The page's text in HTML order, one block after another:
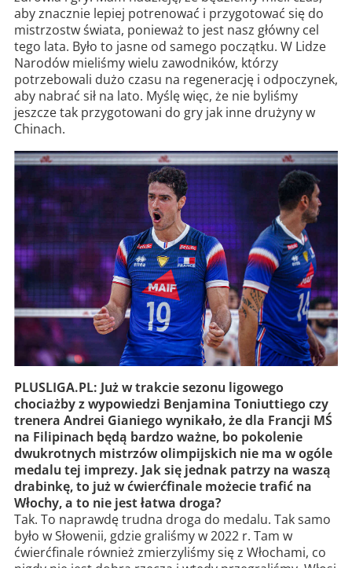
aby znacznie lepiej potrenować i przygotować się do
mistrzostw świata, ponieważ to jest nasz główny cel
tego lata. Było to jasne od samego początku. W Lidze
Narodów mieliśmy wielu zawodników, którzy
potrzebowali dużo czasu na regenerację i odpoczynek,
aby nabrać sił na lato. Myślę więc, że nie byliśmy
jeszcze tak przygotowani do gry jak inne drużyny w
Chinach.
PLUSLIGA.PL: Już w trakcie sezonu ligowego
chociażby z wypowiedzi Benjamina Toniuttiego czy
trenera Andrei Gianiego wynikało, że dla Francji MŚ
na Filipinach będą bardzo ważne, bo pokolenie
dwukrotnych mistrzów olimpijskich nie ma w ogóle
medalu tej imprezy. Jak się jednak patrzy na waszą
drabinkę, to już w ćwierćfinale możecie trafić na
Włochy, a to nie jest łatwa droga?
Tak. To naprawdę trudna droga do medalu. Tak samo
było w Słowenii, gdzie graliśmy w 2022 r. Tam w
ćwierćfinale również zmierzyliśmy się z Włochami, co